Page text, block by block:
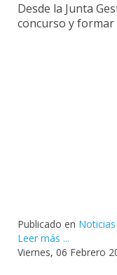
Desde la Junta
concurso y formar
Publicado en
Leer más ...
Viernes, 06 Febrero